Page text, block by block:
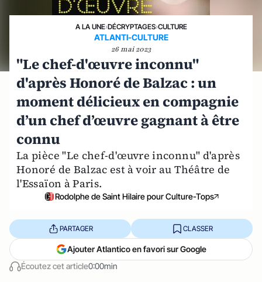
A LA UNE›DÉCRYPTAGES›CULTURE
ATLANTI-CULTURE
26 mai 2023
"Le chef-d'œuvre inconnu"
d'après Honoré de Balzac : un
moment délicieux en compagnie
d’un chef d’œuvre gagnant à être
connu
La pièce "Le chef-d'œuvre inconnu" d'après
Honoré de Balzac est à voir au Théâtre de
l'Essaïon à Paris.
Rodolphe de Saint Hilaire pour Culture-Tops
Écoutez cet article0:00min
PARTAGER CLASSER
Ajouter Atlantico en favori sur Google